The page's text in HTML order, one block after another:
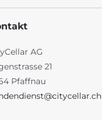
AG
21
Pfaffnau